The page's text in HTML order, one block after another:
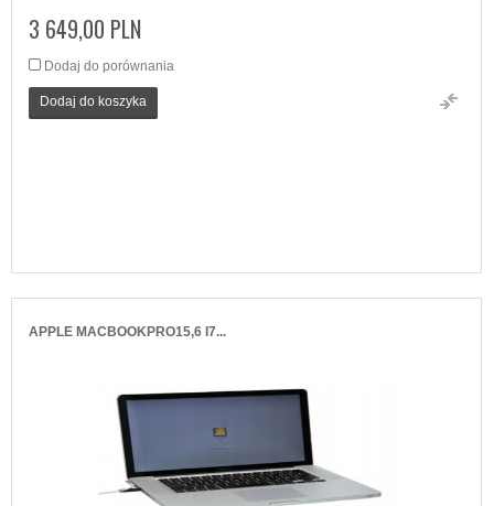
3 649,00 PLN
Dodaj do porównania
Dodaj do koszyka
APPLE MACBOOKPRO15,6 I7...